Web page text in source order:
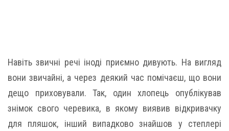
Навіть звичні речі іноді приємно дивують. На вигляд
вони звичайні, а через деякий час помічаєш, що вони
дещо приховували. Так, один хлопець опублікував
знімок свого черевика, в якому виявив відкривачку
для пляшок, інший випадково знайшов у степлері